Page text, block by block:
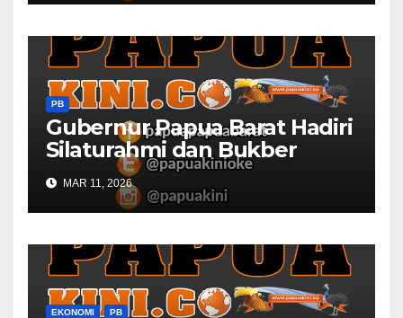
PB
Gubernur Papua Barat Hadiri
Silaturahmi dan Bukber
Bersama DPR RI dan
Mendagri di IPDN
MAR 11, 2026
EKONOMI PB